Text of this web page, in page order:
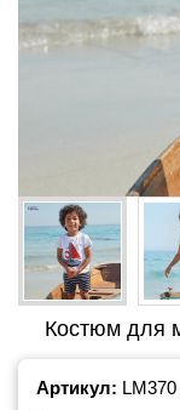
Костюм для
Артикул: LM370